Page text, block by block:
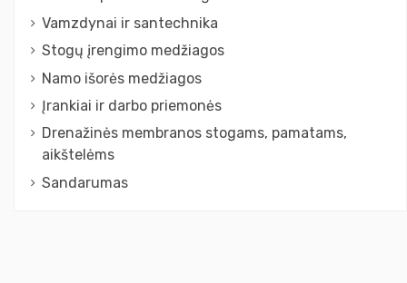
Vamzdynai ir santechnika
Stogų įrengimo medžiagos
Namo išorės medžiagos
Įrankiai ir darbo priemonės
Drenažinės membranos stogams, pamatams,
aikštelėms
Sandarumas